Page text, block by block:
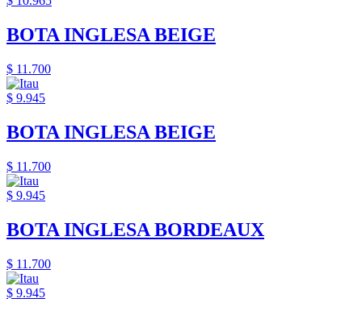
BOTA INGLESA BEIGE
$ 11.700
$ 9.945
BOTA INGLESA BEIGE
$ 11.700
$ 9.945
BOTA INGLESA BORDEAUX
$ 11.700
$ 9.945